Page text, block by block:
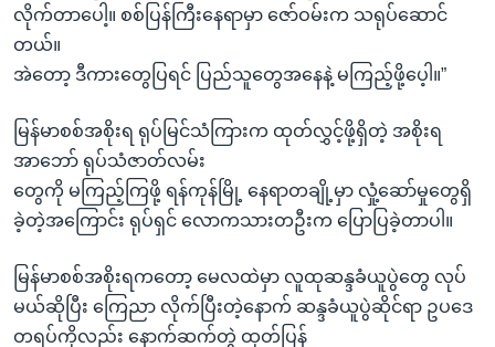
လိုက်တာပေါ့။ စစ်ပြန်ကြီးနေရာမှာ ဇော်ဝမ်းက သရုပ်ဆောင်
တယ်။
အဲတော့ ဒီကားတွေပြရင် ပြည်သူတွေအနေနဲ့ မကြည့်ဖို့ပေ့ါ။”
မြန်မာစစ်အစိုးရ ရုပ်မြင်သံကြားက ထုတ်လွှင့်ဖို့ရှိတဲ့ အစိုးရ
အာဘော် ရုပ်သံဇာတ်လမ်း
တွေကို မကြည့်ကြဖို့ ရန်ကုန်မြို့ နေရာတချို့မှာ လှုံ့ဆော်မှုတွေရှိ
ခဲ့တဲ့အကြောင်း ရုပ်ရှင် လောကသားတဦးက ပြောပြခဲ့တာပါ။
မြန်မာစစ်အစိုးရကတော့ မေလထဲမှာ လူထုဆန္ဒခံယူပွဲတွေ လုပ်
မယ်ဆိုပြီး ကြေညာ လိုက်ပြီးတဲ့နောက် ဆန္ဒခံယူပွဲဆိုင်ရာ ဥပဒေ
တရပ်ကိုလည်း နောက်ဆက်တွဲ ထုတ်ပြန်